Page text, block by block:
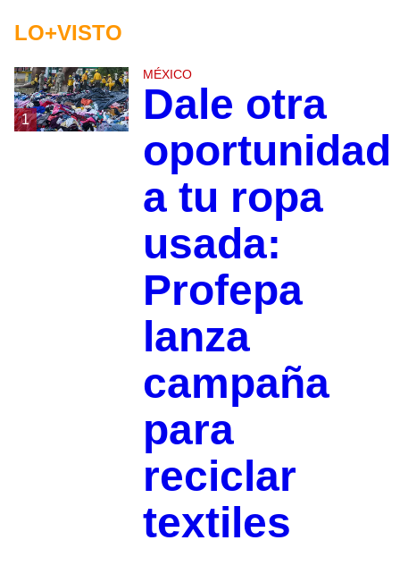
LO+VISTO
1
MÉXICO
Dale otra
oportunidad
a tu ropa
usada:
Profepa
lanza
campaña
para
reciclar
textiles